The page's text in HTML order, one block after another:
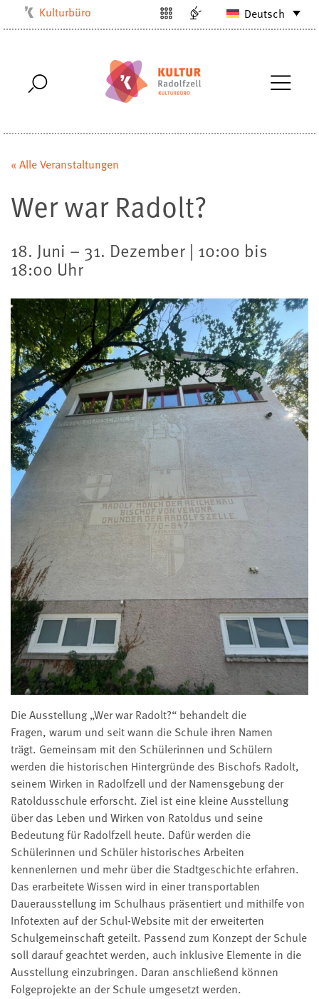
Kulturbüro
Stadtarchiv
Stadtbibliothek
Villa Bosch
Deutsch
« Alle Veranstaltungen
Wer war Radolt?
18. Juni – 31. Dezember | 10:00 bis
18:00 Uhr
Die Ausstellung „Wer war Radolt?“ behandelt die
Fragen, warum und seit wann die Schule ihren Namen
trägt. Gemeinsam mit den Schülerinnen und Schülern
werden die historischen Hintergründe des Bischofs Radolt,
seinem Wirken in Radolfzell und der Namensgebung der
Ratoldusschule erforscht. Ziel ist eine kleine Ausstellung
über das Leben und Wirken von Ratoldus und seine
Bedeutung für Radolfzell heute. Dafür werden die
Schülerinnen und Schüler historisches Arbeiten
kennenlernen und mehr über die Stadtgeschichte erfahren.
Das erarbeitete Wissen wird in einer transportablen
Dauerausstellung im Schulhaus präsentiert und mithilfe von
Infotexten auf der Schul-Website mit der erweiterten
Schulgemeinschaft geteilt. Passend zum Konzept der Schule
soll darauf geachtet werden, auch inklusive Elemente in die
Ausstellung einzubringen. Daran anschließend können
Folgeprojekte an der Schule umgesetzt werden.